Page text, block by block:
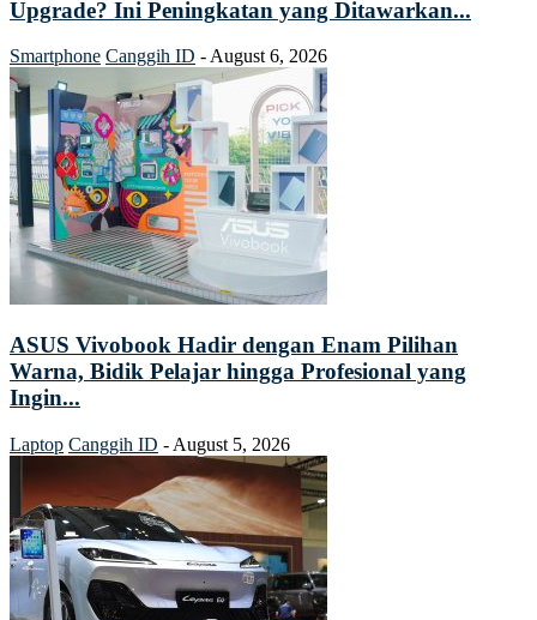
Upgrade? Ini Peningkatan yang Ditawarkan...
Smartphone Canggih ID -August 6, 2026
ASUS Vivobook Hadir dengan Enam Pilihan
Warna, Bidik Pelajar hingga Profesional yang
Ingin...
Laptop Canggih ID - August 5, 2026